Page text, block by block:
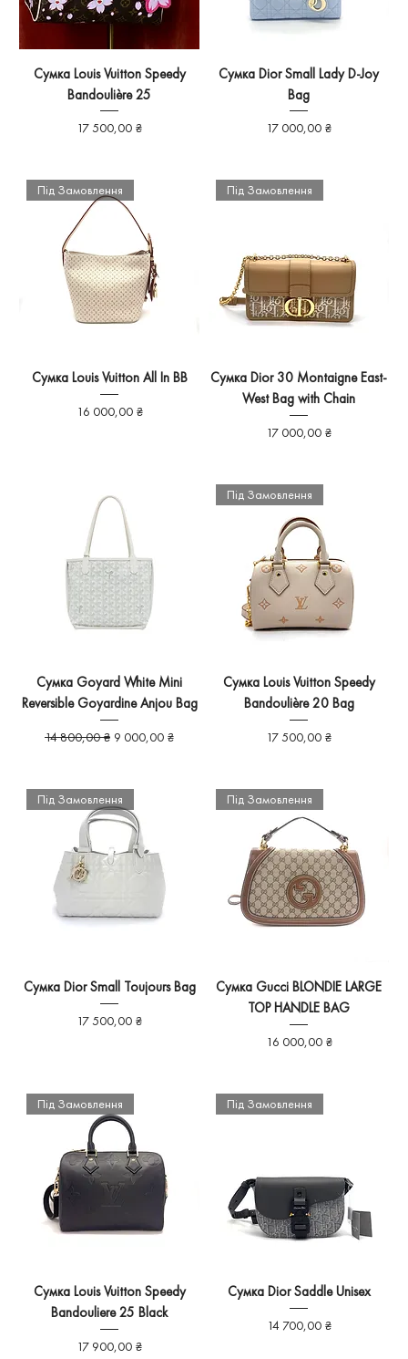
Сумка Louis Vuitton Speedy
Bandoulière 25
Ціна
17 500,00 ₴
Сумка Dior Small Lady D-Joy
Bag
Ціна
17 000,00 ₴
Під Замовлення
Сумка Louis Vuitton All In BB
Ціна
16 000,00 ₴
Під Замовлення
Сумка Dior 30 Montaigne East-
West Bag with Chain
Ціна
17 000,00 ₴
Сумка Goyard White Mini
Reversible Goyardine Anjou Bag
Звичайна ціна
14 800,00 ₴ За розпродажем
9 000,00 ₴
Під Замовлення
Сумка Louis Vuitton Speedy
Bandoulière 20 Bag
Ціна
17 500,00 ₴
Під Замовлення
Сумка Dior Small Toujours Bag
Ціна
17 500,00 ₴
Під Замовлення
Сумка Gucci BLONDIE LARGE
TOP HANDLE BAG
Ціна
16 000,00 ₴
Під Замовлення
Сумка Louis Vuitton Speedy
Bandouliere 25 Black
Ціна
17 900,00 ₴
Під Замовлення
Сумка Dior Saddle Unisex
Ціна
14 700,00 ₴